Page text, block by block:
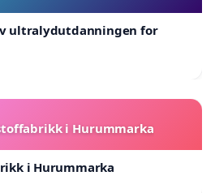
ultralydutdanningen for
i Hurummarka
i Hurummarka